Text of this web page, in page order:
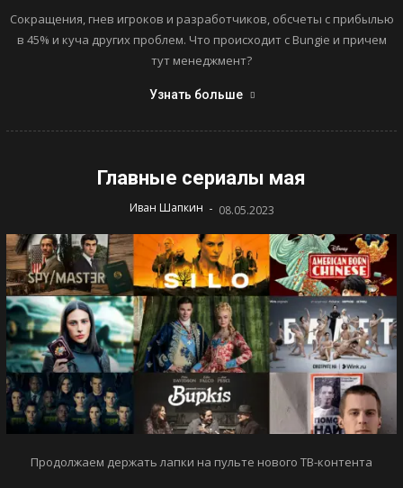
Сокращения, гнев игроков и разработчиков, обсчеты с прибылью
в 45% и куча других проблем. Что происходит с Bungie и причем
тут менеджмент?
Узнать больше
Главные сериалы мая
Иван Шапкин - 08.05.2023
Продолжаем держать лапки на пульте нового ТВ-контента